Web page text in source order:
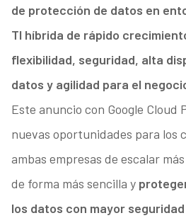
de protección de datos en
TI híbrida de rápido
flexibilidad, seguridad, alta
datos y agilidad para el
Este anuncio con Google Cloud
nuevas oportunidades para los
ambas empresas de escalar
de forma más sencilla y
los datos con mayor